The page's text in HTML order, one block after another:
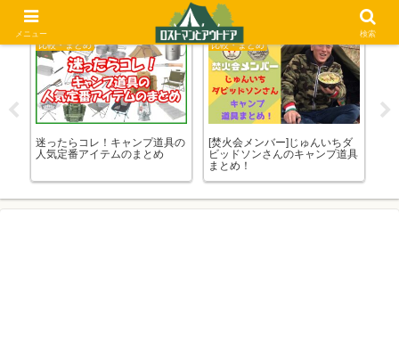
比較・まとめ
迷ったらコレ！キャンプ道具の
人気定番アイテムのまとめ
比較・まとめ
[焚火会メンバー]じゅんいちダ
ビッドソンさんのキャンプ道具
まとめ！
比
メニュー 検索